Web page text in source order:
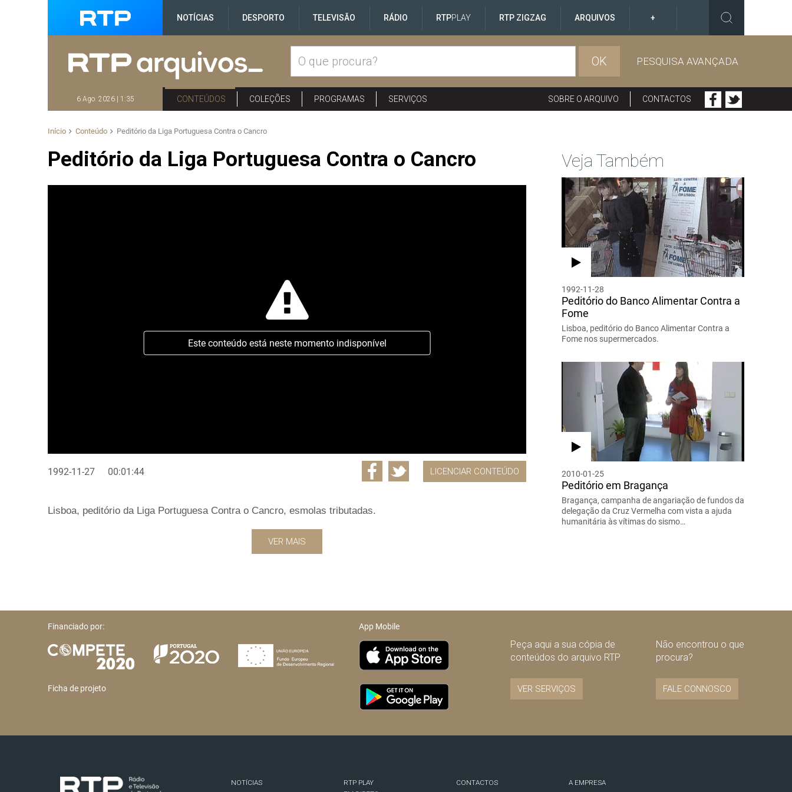
NOTÍCIAS DESPORTO TELEVISÃO RÁDIO RTPPLAY RTP ZIGZAG ARQUIVOS +
OK PESQUISA AVANÇADA
6 Ago. 2026 | 1:35 CONTEÚDOS COLEÇÕES PROGRAMAS SERVIÇOS SOBRE O ARQUIVO CONTACTOS
Início Conteúdo Peditório da Liga Portuguesa Contra o Cancro
Peditório da Liga Portuguesa Contra o Cancro
Este conteúdo está neste momento indisponível
1992-11-27 00:01:44 LICENCIAR CONTEÚDO
Lisboa, peditório da Liga Portuguesa Contra o Cancro, esmolas tributadas.
VER MAIS
Veja Também
1992-11-28
Peditório do Banco Alimentar Contra a
Fome
Lisboa, peditório do Banco Alimentar Contra a
Fome nos supermercados.
2010-01-25
Peditório em Bragança
Bragança, campanha de angariação de fundos da
delegação da Cruz Vermelha com vista a ajuda
humanitária às vítimas do sismo…
Financiado por:
Ficha de projeto
App Mobile
Peça aqui a sua cópia de
conteúdos do arquivo RTP
VER SERVIÇOS
Não encontrou o que
procura?
FALE CONNOSCO
NOTÍCIAS
RTP PLAY
CONTACTOS
A EMPRESA